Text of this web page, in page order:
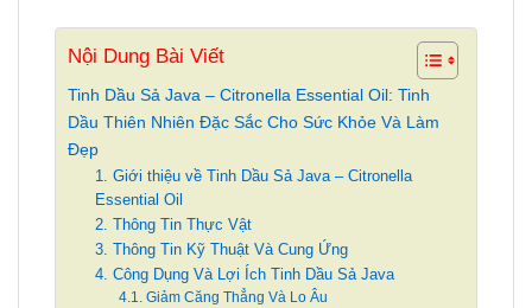
Nội Dung Bài Viết
Tinh Dầu Sả Java – Citronella Essential Oil: Tinh
Dầu Thiên Nhiên Đặc Sắc Cho Sức Khỏe Và Làm
Đẹp
1. Giới thiệu về Tinh Dầu Sả Java – Citronella
Essential Oil
2. Thông Tin Thực Vật
3. Thông Tin Kỹ Thuật Và Cung Ứng
4. Công Dụng Và Lợi Ích Tinh Dầu Sả Java
4.1. Giảm Căng Thẳng Và Lo Âu